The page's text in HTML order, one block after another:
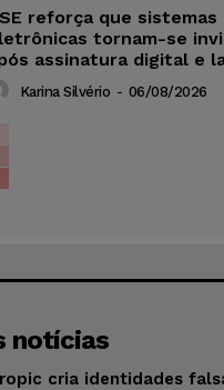
reforça que sistemas
tornam-se
assinatura digital e
Karina Silvério - 06/08/2026
notícias
cria identidades